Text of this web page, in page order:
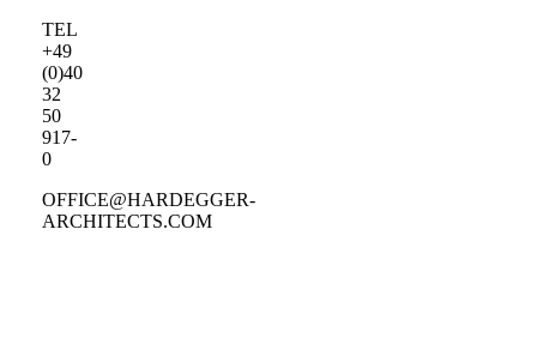
TEL
+49
(0)40
32
50
917-
0
OFFICE@HARDEGGER-
ARCHITECTS.COM